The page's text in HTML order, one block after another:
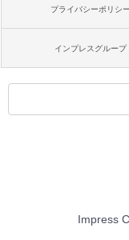
プライバシーポリシー
インプレスグループ
Impress